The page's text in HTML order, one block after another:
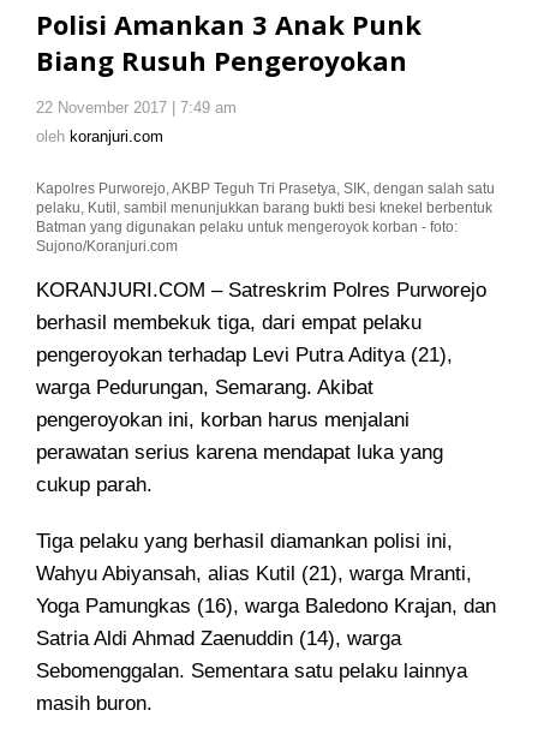
Anak
Punk
Rusuh
Polisi Amankan 3 Anak Punk
Biang Rusuh Pengeroyokan
22 November 2017 | 7:49 am
oleh koranjuri.com
Kapolres Purworejo, AKBP Teguh Tri Prasetya, SIK, dengan salah satu
pelaku, Kutil, sambil menunjukkan barang bukti besi knekel berbentuk
Batman yang digunakan pelaku untuk mengeroyok korban - foto:
Sujono/Koranjuri.com
KORANJURI.COM – Satreskrim Polres Purworejo
berhasil membekuk tiga, dari empat pelaku
pengeroyokan terhadap Levi Putra Aditya (21),
warga Pedurungan, Semarang. Akibat
pengeroyokan ini, korban harus menjalani
perawatan serius karena mendapat luka yang
cukup parah.
Tiga pelaku yang berhasil diamankan polisi ini,
Wahyu Abiyansah, alias Kutil (21), warga Mranti,
Yoga Pamungkas (16), warga Baledono Krajan, dan
Satria Aldi Ahmad Zaenuddin (14), warga
Sebomenggalan. Sementara satu pelaku lainnya
masih buron.